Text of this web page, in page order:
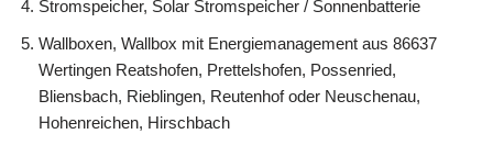
Stromspeicher, Solar Stromspeicher / Sonnenbatterie
Wallboxen, Wallbox mit Energiemanagement aus 86637
Wertingen Reatshofen, Prettelshofen, Possenried,
Bliensbach, Rieblingen, Reutenhof oder Neuschenau,
Hohenreichen, Hirschbach